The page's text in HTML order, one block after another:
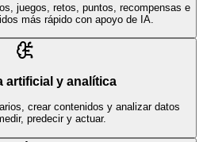
juegos, retos, puntos, recompensas e
más rápido con apoyo de IA.
artificial y analítica
crear contenidos y analizar datos
predecir y actuar.